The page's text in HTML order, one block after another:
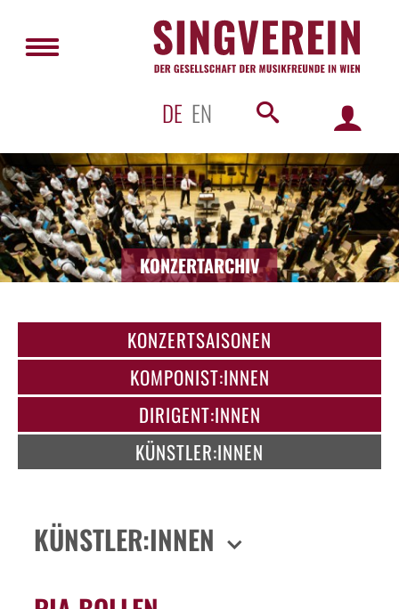
DE EN
KONZERTARCHIV
KONZERTSAISONEN
KOMPONIST:INNEN
DIRIGENT:INNEN
KÜNSTLER:INNEN
KÜNSTLER:INNEN